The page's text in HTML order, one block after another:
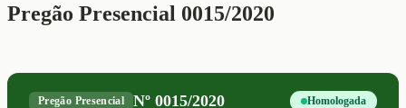
Pregão Presencial 0015/2020
Pregão Presencial Nº0015/2020 Homologada